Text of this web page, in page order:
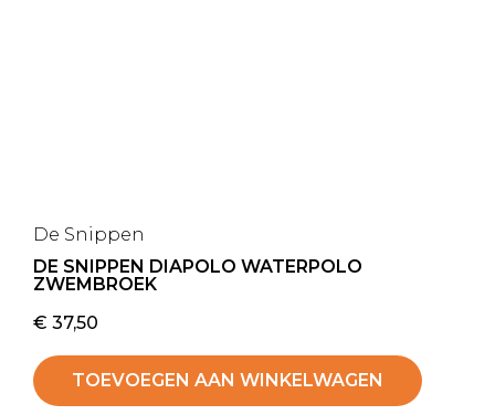
De Snippen
DE SNIPPEN DIAPOLO WATERPOLO
ZWEMBROEK
€ 37,50
TOEVOEGEN AAN WINKELWAGEN